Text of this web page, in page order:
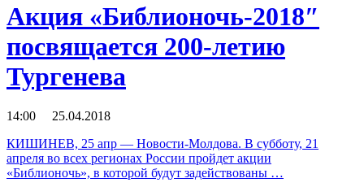
Акция «Библионочь-2018″
посвящается 200-летию
Тургенева
14:00 25.04.2018
КИШИНЕВ, 25 апр — Новости-Молдова. В субботу, 21
апреля во всех регионах России пройдет акции
«Библионочь», в которой будут задействованы …